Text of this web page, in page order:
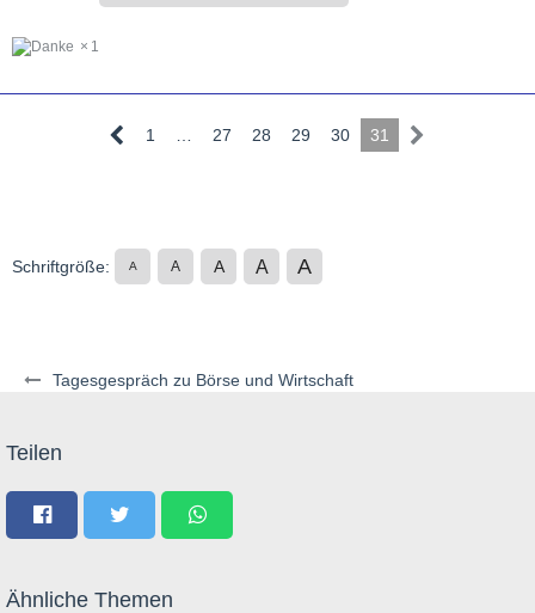
Tagesgespräch zu Börse und Wirtschaft
1
1 27 28 29 30 31
Schriftgröße: A A A A A
Teilen
Ähnliche Themen